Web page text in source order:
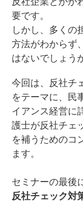
要です。
しかし、多くの
方法がわからず
はないでしょう
今回は、反社チ
をテーマに、民
イアンス経営に
護士が反社チェ
を補うためのコ
ます。
セミナーの最後
反社チェック対